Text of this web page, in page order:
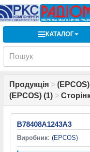
КАТАЛОГ
Продукція > (EPCOS)
(EPCOS) (1) >
B78408A1243A3
Виробник: (EPCOS)